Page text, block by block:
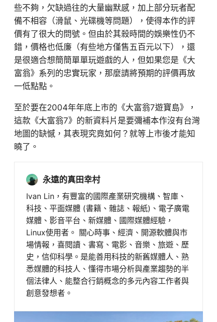
些不夠，欠缺過往的大量幽默感，加上部分玩者配
備不相容（滑鼠、光碟機等問題），使得本作的評
價有了很大的問號。但由於其殺時間的娛樂性仍不
錯，價格也低廉（有些地方僅售五百元以下），還
是很適合想簡簡單單玩遊戲的人，但如果您是《大
富翁》系列的忠實玩家，那麼請將預期的評價再放
一低點點。
至於要在2004年年底上市的《大富翁7遊寶島》，
這款《大富翁7》的新資料片是要彌補本作沒有台灣
地圖的缺憾，其表現究竟如何？就等上市後才能知
曉了。
永遠的真田幸村
Ivan Lin，有豐富的國際產業研究機構、智庫、
科技、平面媒體 (書籍、雜誌、報紙)、電子廣電
媒體、影音平台、新媒體、國際媒體經驗，
Linux使用者。 關心時事、經濟、開源軟體與市
場情報，喜閱讀、書寫、電影、音樂、旅遊、歷
史，信仰科學。是能善用科技的新舊媒體人、熟
悉媒體的科技人、懂得市場分析與產業趨勢的半
個法律人、能整合行銷概念的多元內容工作者與
創意發想者。